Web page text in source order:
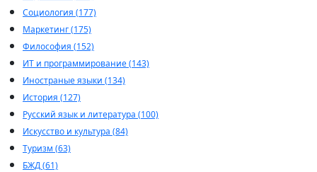
Социология (177)
Маркетинг (175)
Философия (152)
ИТ и программирование (143)
Иностраные языки (134)
История (127)
Русский язык и литература (100)
Искусство и культура (84)
Туризм (63)
БЖД (61)